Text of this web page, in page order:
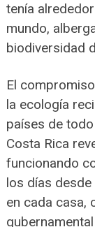
tenía
mundo,
biodiversidad
El
la ecología
países de
Costa Rica
funcionando
los días
en cada casa,